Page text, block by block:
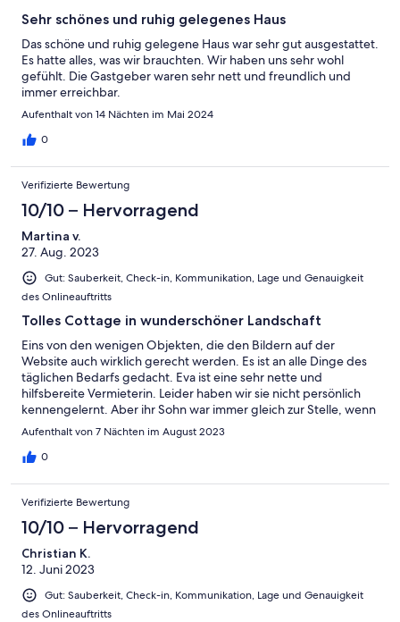
Sehr schönes und ruhig gelegenes Haus
Das schöne und ruhig gelegene Haus war sehr gut ausgestattet.
Es hatte alles, was wir brauchten. Wir haben uns sehr wohl
gefühlt. Die Gastgeber waren sehr nett und freundlich und
immer erreichbar.
Aufenthalt von 14 Nächten im Mai 2024
0
Verifizierte Bewertung
10/10 – Hervorragend
Martina v.
27. Aug. 2023
Gut: Sauberkeit, Check-in, Kommunikation, Lage und Genauigkeit
des Onlineauftritts
Tolles Cottage in wunderschöner Landschaft
Eins von den wenigen Objekten, die den Bildern auf der
Website auch wirklich gerecht werden. Es ist an alle Dinge des
täglichen Bedarfs gedacht. Eva ist eine sehr nette und
hilfsbereite Vermieterin. Leider haben wir sie nicht persönlich
kennengelernt. Aber ihr Sohn war immer gleich zur Stelle, wenn
es Fragen gab und hat sich sehr nett um uns gekümmert. Die
Lage des Cottage ist ideal für Ruhesuchende, die gerne mal
abschalten wollen. Aber es gibt auch einiges zu sehen und zu
Aufenthalt von 7 Nächten im August 2023
0
Verifizierte Bewertung
10/10 – Hervorragend
Christian K.
12. Juni 2023
Gut: Sauberkeit, Check-in, Kommunikation, Lage und Genauigkeit
des Onlineauftritts